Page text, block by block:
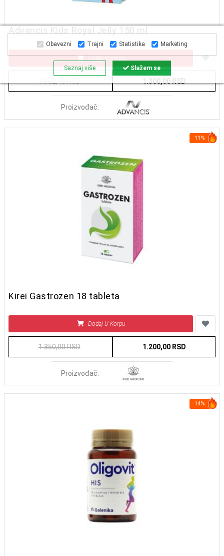
Advancis Kids Royal Jelly 150 ml
1.300,00 RSD
Proizvođač:
11%
Kirei Gastrozen 18 tableta
Dodaj U Korpu
1.350,00 RSD 1.200,00 RSD
Proizvođač:
14%
Obavezni Trajni Statistika Marketing
Saznaj više Slažem se